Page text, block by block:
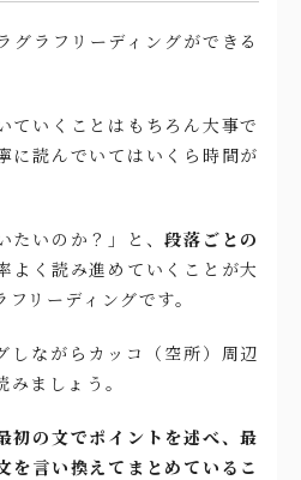
グラフリーディングができる
ていくことはもちろん大事で
に読んでいてはいくら時間が
たいのか？」と、段落ごとの
よく読み進めていくことが大
リーディングです。
しながらカッコ（空所）周辺
ましょう。
初の文でポイントを述べ、最
を言い換えてまとめているこ